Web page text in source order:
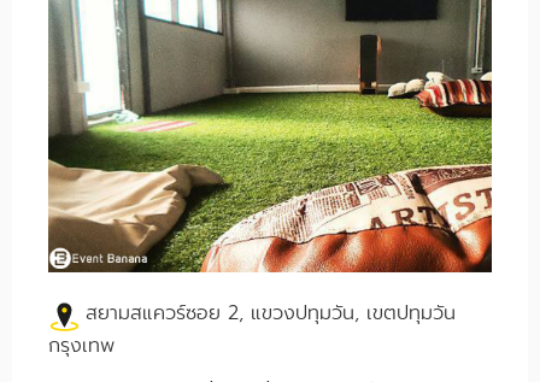
สยามสแควร์ซอย 2, แขวงปทุมวัน, เขตปทุมวัน
กรุงเทพ